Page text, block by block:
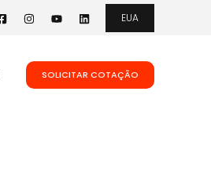
EUA
SOLICITAR COTAÇÃO